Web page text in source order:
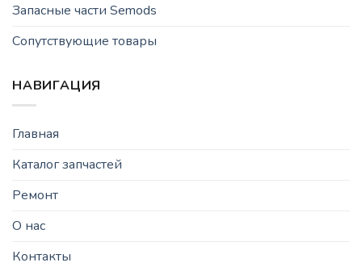
Запасные части Semods
Сопутствующие товары
НАВИГАЦИЯ
Главная
Каталог запчастей
Ремонт
О нас
Контакты